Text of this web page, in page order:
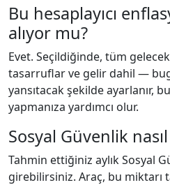
Bu hesaplayıcı
alıyor mu?
Evet. Seçildiğinde, tüm
tasarruflar ve gelir dahil —
yansıtacak şekilde ayarlanır,
yapmanıza yardımcı olur.
Sosyal Güvenlik
Tahmin ettiğiniz aylık Sosyal
girebilirsiniz. Araç, bu miktarı